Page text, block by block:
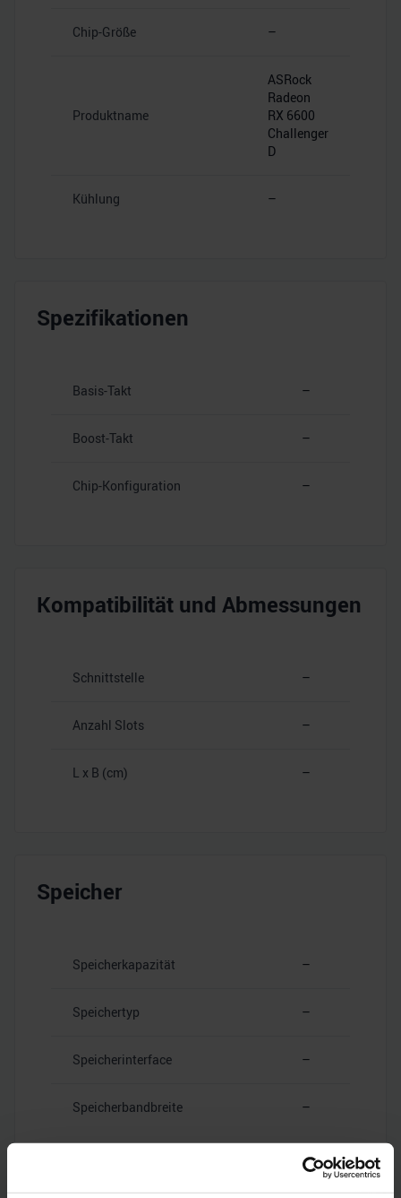
Chip-Größe –
Produktname
ASRock
Radeon
RX 6600
Challenger
D
Kühlung –
Spezifikationen
Basis-Takt –
Boost-Takt –
Chip-Konfiguration –
Kompatibilität und Abmessungen
Schnittstelle –
Anzahl Slots –
L x B (cm) –
Speicher
Speicherkapazität –
Speichertyp –
Speicherinterface –
Speicherbandbreite –